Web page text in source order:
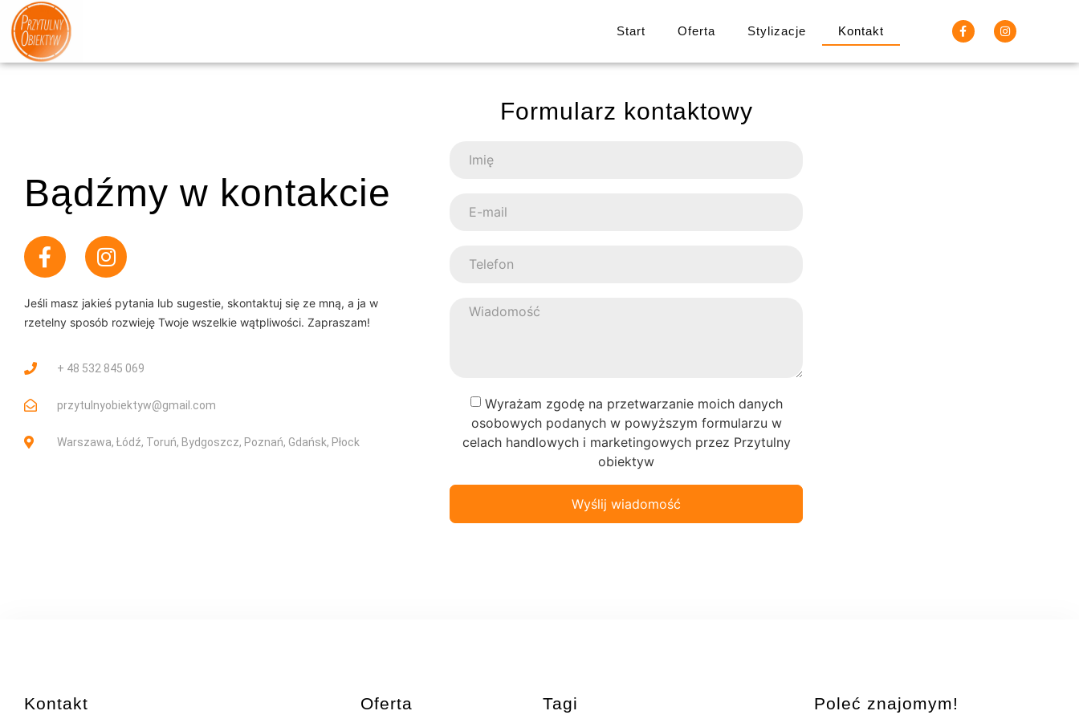
Start Oferta Stylizacje Kontakt
Bądźmy w kontakcie
Jeśli masz jakieś pytania lub sugestie, skontaktuj się ze mną, a ja w
rzetelny sposób rozwieję Twoje wszelkie wątpliwości. Zapraszam!
+ 48 532 845 069
przytulnyobiektyw@gmail.com
Warszawa, Łódź, Toruń, Bydgoszcz, Poznań, Gdańsk, Płock
Formularz kontaktowy
Wyrażam zgodę na przetwarzanie moich danych
osobowych podanych w powyższym formularzu w
celach handlowych i marketingowych przez Przytulny
obiektyw
Wyślij wiadomość
Kontakt Oferta Tagi Poleć znajomym!